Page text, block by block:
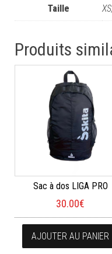
Taille
Produits
Sac à dos LIGA PRO
30.00€
AJOUTER AU PANIER